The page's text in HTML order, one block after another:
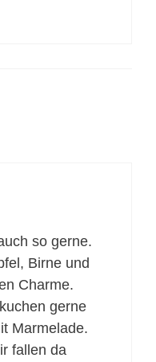
so gerne.
Birne und
Charme.
gerne
Marmelade.
fallen da